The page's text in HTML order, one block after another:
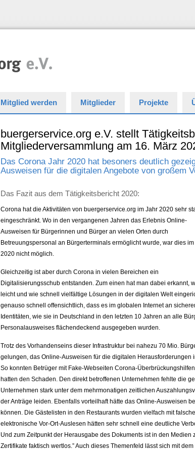
Mitglied werden Mitglieder Projekte
buergerservice.org e.V. stellt
Mitgliederversammlung am 16. März
Das Corona Jahr 2020 hat besoners deutlich
Ausweisen für die digitalen Angebote von großem
Das Fazit aus dem Tätigkeitsbericht 2020:
Corona hat die Aktivitäten von buergerservice.org im Jahr 2020 sehr
eingeschränkt. Wo in den vergangenen Jahren das Erlebnis Online-
Ausweisen für Bürgerinnen und Bürger an vielen Orten durch
Betreuungspersonal an Bürgerterminals ermöglicht wurde, war dies
2020 nicht möglich.
Gleichzeitig ist aber durch Corona in vielen Bereichen ein
Digitalisierungsschub entstanden. Zum einen hat man dabei erkannt,
leicht und wie schnell vielfältige Lösungen in der digitalen Welt
genauso schnell offensichtlich, dass es im globalen Internet an
Identitäten, wie sie in Deutschland in den letzten 10 Jahren an alle
Personalausweises flächendeckend ausgegeben wurden.
Trotz des Vorhandenseins dieser Infrastruktur bei nahezu 70 Mio.
gelungen, das Online-Ausweisen für die digitalen
So konnten Betrüger mit Fake-Webseiten Corona-
hatten den Schaden. Den direkt betroffenen Unternehmen fehlte die
Unternehmen stark unter dem mehrmonatigen zeitlichen
der Anträge leiden. Ebenfalls vorteilhaft hätte das Online-Ausweisen
können. Die Gästelisten in den Restaurants wurden vielfach mit
elektronische Vor-Ort-Auslesen hätten sehr schnell eine deutliche
Und zum Zeitpunkt der Herausgabe des Dokuments ist in den Medien
Zertifikate faktisch wertlos.” Auch dieses Themenfeld lässt sich mit